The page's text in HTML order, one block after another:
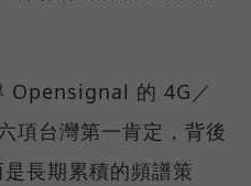
Opensignal 的 4G／
項台灣第一肯定，背後
長期累積的頻譜策